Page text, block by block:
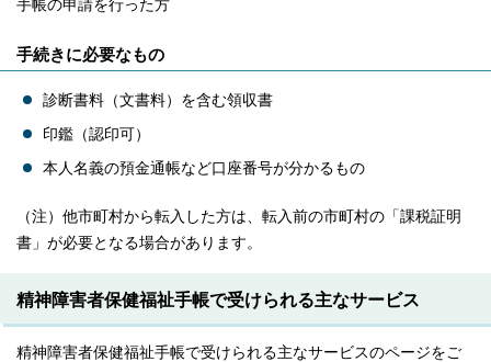
手帳の申請を行った方
手続きに必要なもの
診断書料（文書料）を含む領収書
印鑑（認印可）
本人名義の預金通帳など口座番号が分かるもの
（注）他市町村から転入した方は、転入前の市町村の「課税証明
書」が必要となる場合があります。
精神障害者保健福祉手帳で受けられる主なサービス
精神障害者保健福祉手帳で受けられる主なサービスのページをご